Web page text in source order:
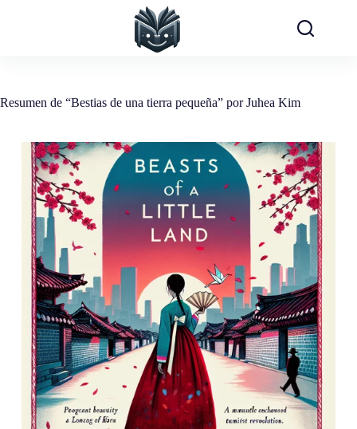
Resumen de “Bestias de una tierra pequeña” por Juhea Kim